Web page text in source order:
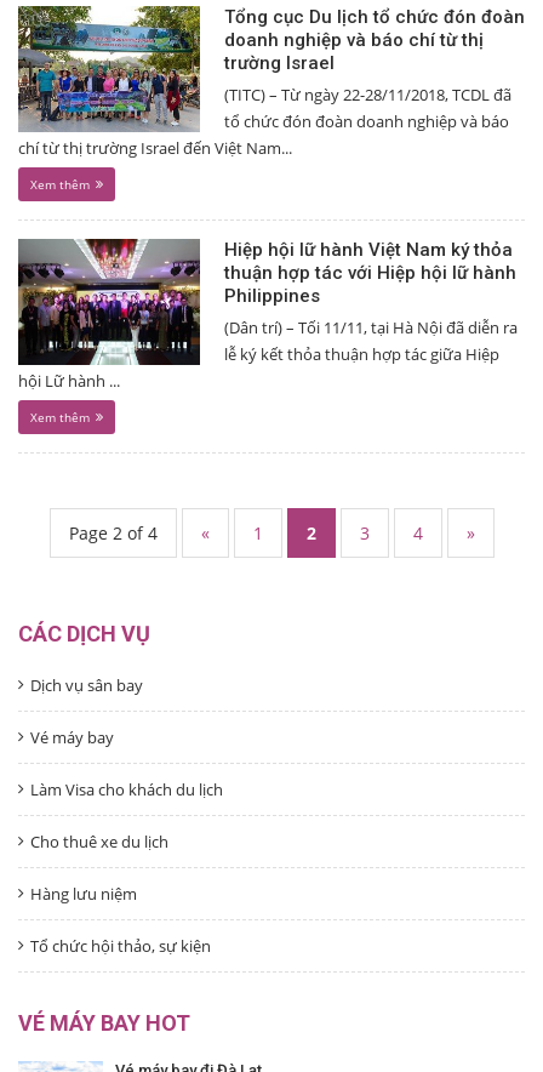
Tổng cục Du lịch tổ chức đón đoàn
doanh nghiệp và báo chí từ thị
trường Israel
(TITC) – Từ ngày 22-28/11/2018, TCDL đã
tổ chức đón đoàn doanh nghiệp và báo
chí từ thị trường Israel đến Việt Nam...
Xem thêm
Hiệp hội lữ hành Việt Nam ký thỏa
thuận hợp tác với Hiệp hội lữ hành
Philippines
(Dân trí) – Tối 11/11, tại Hà Nội đã diễn ra
lễ ký kết thỏa thuận hợp tác giữa Hiệp
hội Lữ hành ...
Xem thêm
Page 2 of 4 « 1 2 3 4 »
CÁC DỊCH VỤ
Dịch vụ sân bay
Vé máy bay
Làm Visa cho khách du lịch
Cho thuê xe du lịch
Hàng lưu niệm
Tổ chức hội thảo, sự kiện
VÉ MÁY BAY HOT